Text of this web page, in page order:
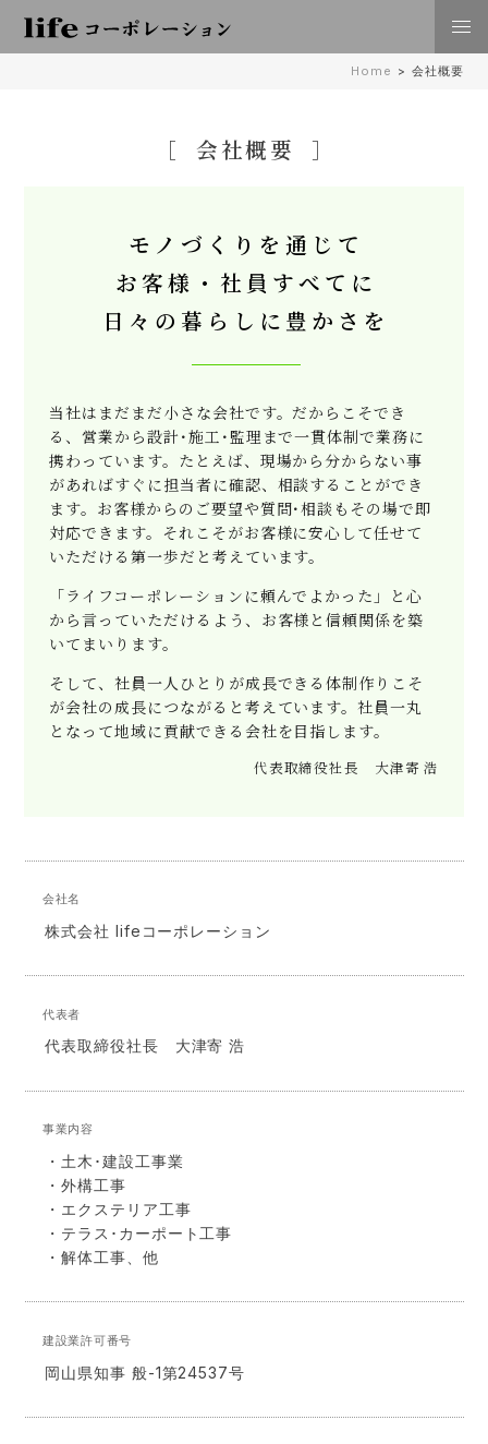
Home > 会社概要
会社概要
モノづくりを通じて
お客様・社員すべてに
日々の暮らしに豊かさを
当社はまだまだ小さな会社です。だからこそでき
る、営業から設計･施工･監理まで一貫体制で業務に
携わっています。たとえば、現場から分からない事
があればすぐに担当者に確認、相談することができ
ます。お客様からのご要望や質問･相談もその場で即
対応できます。それこそがお客様に安心して任せて
いただける第一歩だと考えています。
「ライフコーポレーションに頼んでよかった」と心
から言っていただけるよう、お客様と信頼関係を築
いてまいります。
そして、社員一人ひとりが成長できる体制作りこそ
が会社の成長につながると考えています。社員一丸
となって地域に貢献できる会社を目指します。
代表取締役社長 大津寄 浩
会社名
株式会社 lifeコーポレーション
代表者
代表取締役社長 大津寄 浩
事業内容
・土木･建設工事業
・外構工事
・エクステリア工事
・テラス･カーポート工事
・解体工事、他
建設業許可番号
岡山県知事 般-1第24537号